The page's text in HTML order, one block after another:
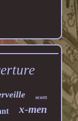
scott
x-men